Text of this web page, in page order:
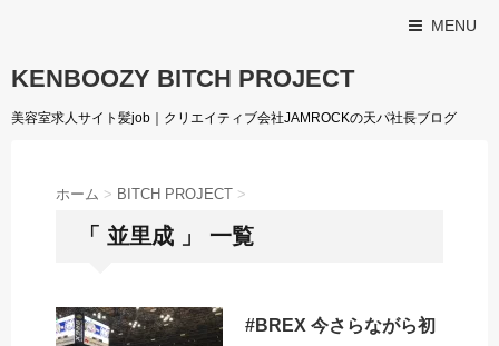
MENU
KENBOOZY BITCH PROJECT
美容室求人サイト髪job｜クリエイティブ会社JAMROCKの天パ社長ブログ
ホーム > BITCH PROJECT >
「 並里成 」 一覧
#BREX 今さらながら初